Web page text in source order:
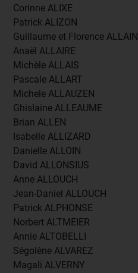
Corinne ALIXE
Patrick ALIZON
Guillaume et Florence ALLAIN
Anaël ALLAIRE
Michèle ALLAIS
Pascale ALLART
Michele ALLAUZEN
Ghislaine ALLEAUME
Brian ALLEN
Isabelle ALLIZARD
Danielle ALLOIN
David ALLONSIUS
Anne ALLOUCH
Jean-Daniel ALLOUCH
Patrick ALPHONSE
Norbert ALTMEIER
Annie ALTOBELLI
Ségolène ALVAREZ
Magali ALVERNY